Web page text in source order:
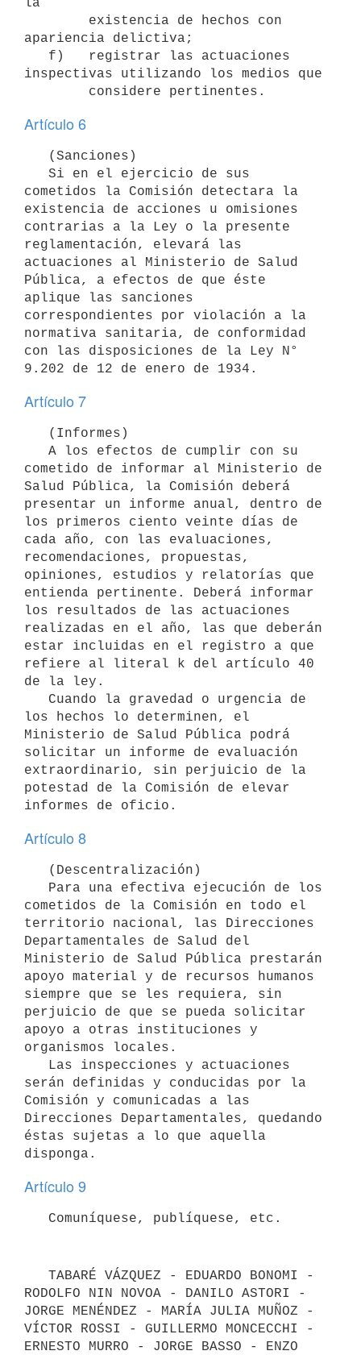
apariencia delictiva;
inspectivas utilizando los medios que
Artículo 6
cometidos la Comisión detectara la
existencia de acciones u omisiones
contrarias a la Ley o la presente
reglamentación, elevará las
actuaciones al Ministerio de Salud
Pública, a efectos de que éste
aplique las sanciones
correspondientes por violación a la
normativa sanitaria, de conformidad
con las disposiciones de la Ley N°
Artículo 7
cometido de informar al Ministerio de
Salud Pública, la Comisión deberá
presentar un informe anual, dentro de
los primeros ciento veinte días de
cada año, con las evaluaciones,
recomendaciones, propuestas,
opiniones, estudios y relatorías que
entienda pertinente. Deberá informar
los resultados de las actuaciones
realizadas en el año, las que deberán
estar incluidas en el registro a que
refiere al literal k del artículo 40
de la ley.
los hechos lo determinen, el
Ministerio de Salud Pública podrá
solicitar un informe de evaluación
extraordinario, sin perjuicio de la
potestad de la Comisión de elevar
Artículo 8
cometidos de la Comisión en todo el
territorio nacional, las Direcciones
Departamentales de Salud del
Ministerio de Salud Pública prestarán
apoyo material y de recursos humanos
siempre que se les requiera, sin
perjuicio de que se pueda solicitar
apoyo a otras instituciones y
organismos locales.
serán definidas y conducidas por la
Comisión y comunicadas a las
Direcciones Departamentales, quedando
éstas sujetas a lo que aquella
Artículo 9
RODOLFO NIN NOVOA - DANILO ASTORI -
JORGE MENÉNDEZ - MARÍA JULIA MUÑOZ -
VÍCTOR ROSSI - GUILLERMO MONCECCHI -
ERNESTO MURRO - JORGE BASSO - ENZO